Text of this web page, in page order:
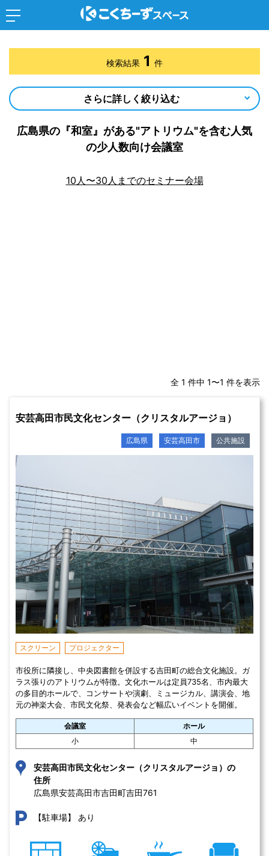
広島県の『和室』がある"アトリウム"を含む人気
の少人数向け会議室
10人〜30人までのセミナー会場
全 1 件中 1〜1 件を表示
安芸高田市民文化センター（クリスタルアージョ）
広島県 安芸高田市 公共施設
スクリーン プロジェクター
市役所に隣接し、中央図書館を併設する吉田町の総合文化施設。ガ
ラス張りのアトリウムが特徴。文化ホールは定員735名、市内最大
の多目的ホールで、コンサートや演劇、ミュージカル、講演会、地
元の神楽大会、市民文化祭、発表会など幅広いイベントを開催。
会議室
ホール
小
中
安芸高田市民文化センター（クリスタルアージョ）の
住所
広島県安芸高田市吉田町吉田761
【駐車場】 あり
検索結果 1 件
さらに詳しく絞り込む